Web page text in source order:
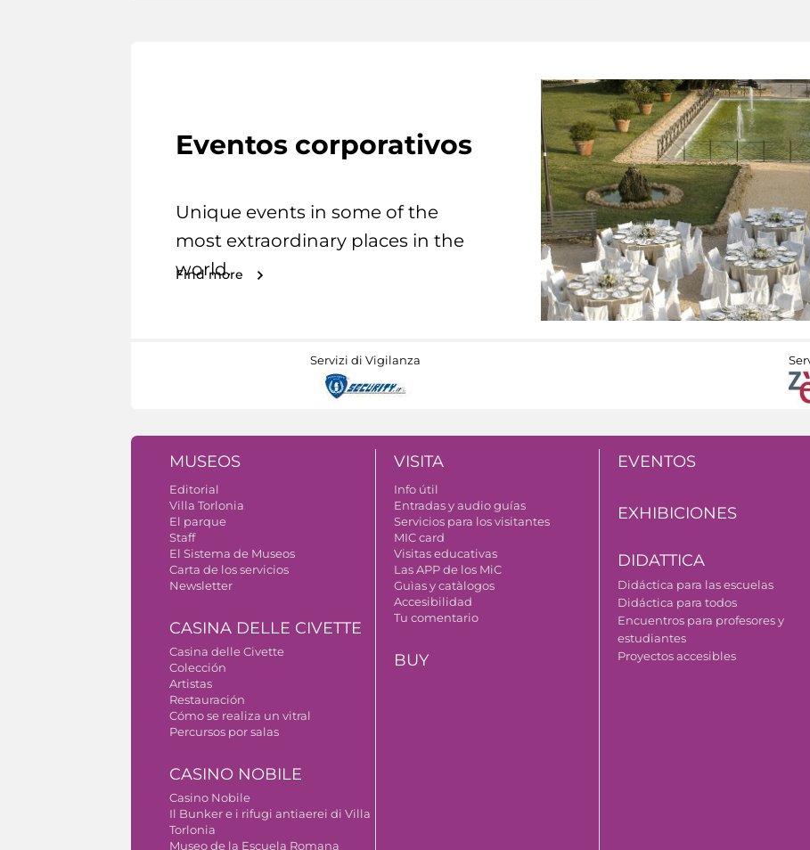
Eventos corporativos
Unique events in some of the
most extraordinary places in the
world.
Find more
Servizi di Vigilanza
MUSEOS
Editorial
Villa Torlonia
El parque
Staff
El Sistema de Museos
Carta de los servicios
Newsletter
CASINA DELLE CIVETTE
Casina delle Civette
Colección
Artistas
Restauración
Cómo se realiza un vitral
Percursos por salas
CASINO NOBILE
Casino Nobile
Il Bunker e i rifugi antiaerei di Villa
Torlonia
Museo de la Escuela Romana
VISITA
Info útil
Entradas y audio guías
Servicios para los visitantes
MIC card
Visitas educativas
Las APP de los MiC
Guìas y catàlogos
Accesibilidad
Tu comentario
BUY
EVENTOS
EXHIBICIONES
DIDATTICA
Didáctica para las escuelas
Didáctica para todos
Encuentros para profesores y
estudiantes
Proyectos accesibles